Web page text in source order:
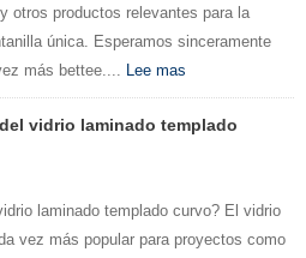
otros productos relevantes para la
única. Esperamos sinceramente
más bettee.... Lee mas
vidrio laminado templado
laminado templado curvo? El vidrio
vez más popular para proyectos como